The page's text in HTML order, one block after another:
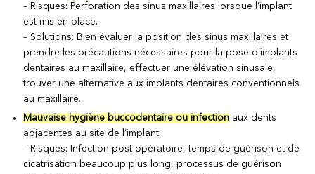
– Risques: Perforation des sinus maxillaires lorsque l’implant
est mis en place.
– Solutions: Bien évaluer la position des sinus maxillaires et
prendre les précautions nécessaires pour la pose d’implants
dentaires au maxillaire, effectuer une élévation sinusale,
trouver une alternative aux implants dentaires conventionnels
au maxillaire.
Mauvaise hygiène buccodentaire ou infection aux dents
adjacentes au site de l’implant.
– Risques: Infection post-opératoire, temps de guérison et de
cicatrisation beaucoup plus long, processus de guérison